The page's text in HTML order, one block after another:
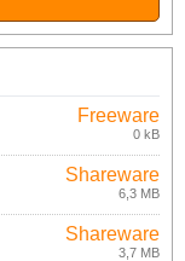
Freeware
0 kB
Shareware
6,3 MB
Shareware
3,7 MB